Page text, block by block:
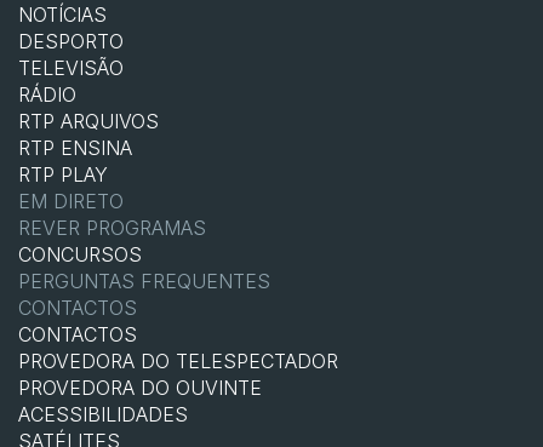
NOTÍCIAS
DESPORTO
TELEVISÃO
RÁDIO
RTP ARQUIVOS
RTP ENSINA
RTP PLAY
EM DIRETO
REVER PROGRAMAS
CONCURSOS
PERGUNTAS FREQUENTES
CONTACTOS
CONTACTOS
PROVEDORA DO TELESPECTADOR
PROVEDORA DO OUVINTE
ACESSIBILIDADES
SATÉLITES